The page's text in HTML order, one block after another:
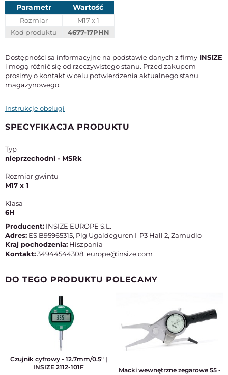
Parametr Wartość
Rozmiar
M17 x 1
Kod produktu
4677-17PHN
Dostępności są informacyjne na podstawie danych z firmy INSIZE
i mogą różnić się od rzeczywistego stanu. Przed zakupem
prosimy o kontakt w celu potwierdzenia aktualnego stanu
magazynowego.
Instrukcje obsługi
SPECYFIKACJA PRODUKTU
Typ
nieprzechodni - MSRk
Rozmiar gwintu
M17 x 1
Klasa
6H
Producent: INSIZE EUROPE S.L.
Adres: ES B95965315, Plg Ugaldeguren I-P3 Hall 2, Zamudio
Kraj pochodzenia: Hiszpania
Kontakt:34944544308, europe@insize.com
DO TEGO PRODUKTU POLECAMY
Czujnik cyfrowy - 12.7mm/0.5" |
INSIZE 2112-101F
Macki wewnętrzne zegarowe 55 -